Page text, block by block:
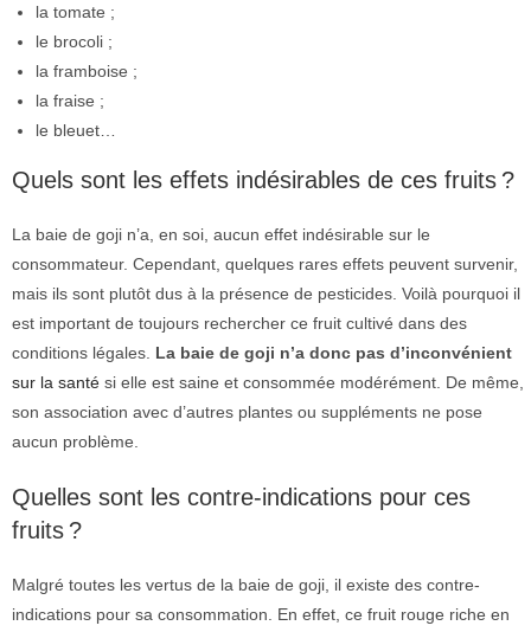
la tomate ;
le brocoli ;
la framboise ;
la fraise ;
le bleuet…
Quels sont les effets indésirables de ces fruits ?
La baie de goji n’a, en soi, aucun effet indésirable sur le
consommateur. Cependant, quelques rares effets peuvent survenir,
mais ils sont plutôt dus à la présence de pesticides. Voilà pourquoi il
est important de toujours rechercher ce fruit cultivé dans des
conditions légales. La baie de goji n’a donc pas d’inconvénient
sur la santé si elle est saine et consommée modérément. De même,
son association avec d’autres plantes ou suppléments ne pose
aucun problème.
Quelles sont les contre-indications pour ces
fruits ?
Malgré toutes les vertus de la baie de goji, il existe des contre-
indications pour sa consommation. En effet, ce fruit rouge riche en